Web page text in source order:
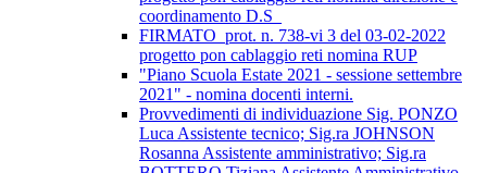
coordinamento D.S_
FIRMATO_prot. n. 738-vi 3 del 03-02-2022
progetto pon cablaggio reti nomina RUP
"Piano Scuola Estate 2021 - sessione settembre
2021" - nomina docenti interni.
Provvedimenti di individuazione Sig. PONZO
Luca Assistente tecnico; Sig.ra JOHNSON
Rosanna Assistente amministrativo; Sig.ra